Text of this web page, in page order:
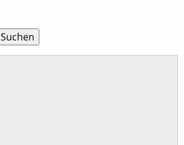
Suchen